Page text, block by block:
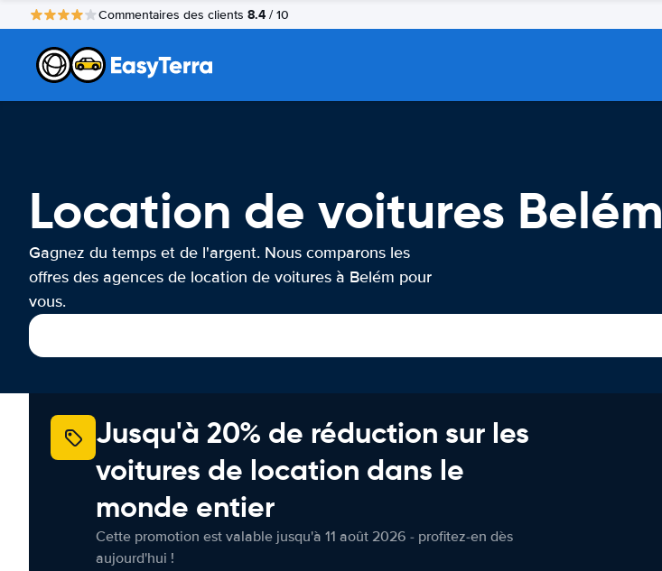
Commentaires des clients 8.4 / 10
Location de voitures Belém
Gagnez du temps et de l'argent. Nous comparons les
offres des agences de location de voitures à Belém pour
vous.
Jusqu'à 20% de réduction sur les
voitures de location dans le
monde entier
Cette promotion est valable jusqu'à 11 août 2026 - profitez-en dès
aujourd'hui !